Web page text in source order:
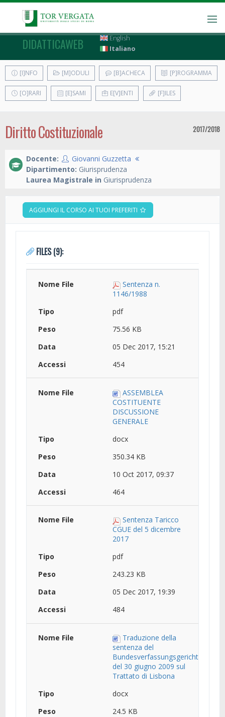
DIDATTICAWEB
English
Italiano
[I]NFO [M]ODULI [B]ACHECA [P]ROGRAMMA
[O]RARI [E]SAMI E[V]ENTI [F]ILES
Diritto Costituzionale 2017/2018
Docente:
Giovanni Guzzetta
Dipartimento: Giurisprudenza
Laurea Magistrale in Giurisprudenza
AGGIUNGI IL CORSO AI TUOI PREFERITI
FILES (9):
Sentenza n.
1146/1988
pdf
75.56 KB
05 Dec 2017, 15:21
454
ASSEMBLEA
COSTITUENTE
DISCUSSIONE
GENERALE
docx
350.34 KB
10 Oct 2017, 09:37
464
Sentenza Taricco
CGUE del 5 dicembre
2017
pdf
243.23 KB
05 Dec 2017, 19:39
484
Traduzione della
sentenza del
Bundesverfassungsgericht
del 30 giugno 2009 sul
Trattato di Lisbona
docx
24.5 KB